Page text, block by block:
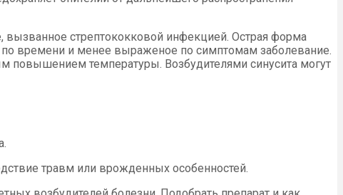
стрептококковой инфекцией. Острая форма
по времени и менее выраженое по симптомам заболевание.
повышением температуры. Возбудителями синусита могут
травм или врожденных особенностей.